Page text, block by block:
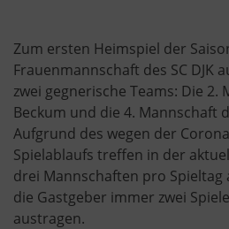
Zum ersten Heimspiel der
Frauenmannschaft des SC DJK
zwei gegnerische Teams: Die 2.
Beckum und die 4. Mannschaft
Aufgrund des wegen der
Spielablaufs treffen in der
drei Mannschaften pro Spieltag
die Gastgeber immer zwei
austragen.